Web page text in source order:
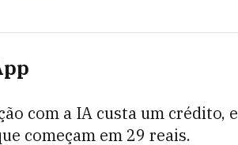
com a IA custa um crédito, e
começam em 29 reais.